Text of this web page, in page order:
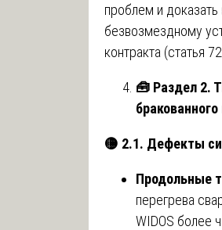
проблем и доказать
безвозмездному
контракта (статья
🧰 Раздел 2.
🟡 2.1. Дефекты
Продольные
перегрева
WIDOS более